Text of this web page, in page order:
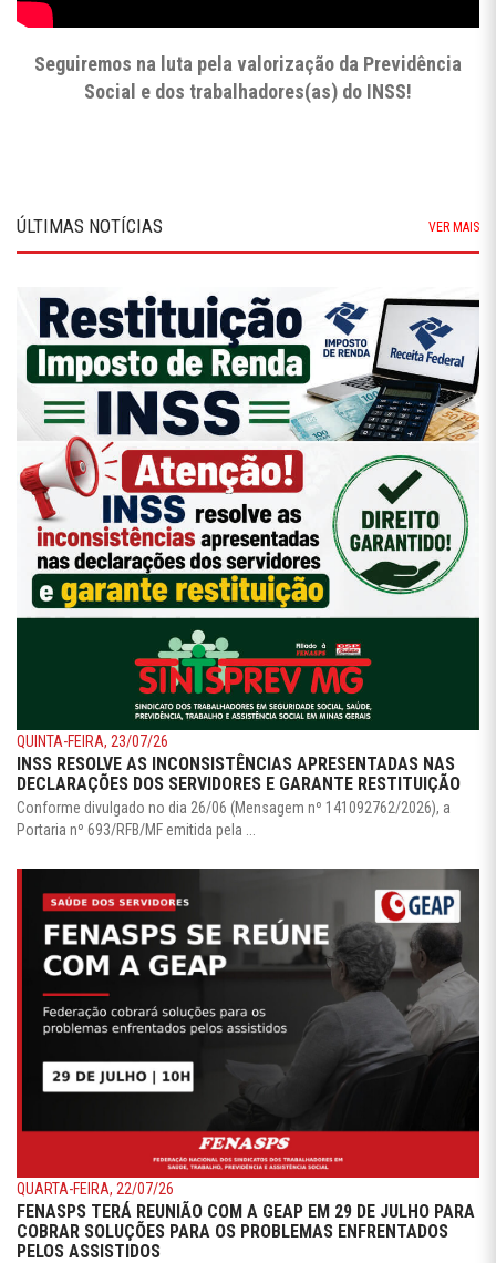
Seguiremos na luta pela valorização da Previdência
Social e dos trabalhadores(as) do INSS!
ÚLTIMAS NOTÍCIAS VER MAIS
QUINTA-FEIRA, 23/07/26
INSS RESOLVE AS INCONSISTÊNCIAS APRESENTADAS NAS
DECLARAÇÕES DOS SERVIDORES E GARANTE RESTITUIÇÃO
Conforme divulgado no dia 26/06 (Mensagem nº 141092762/2026), a
Portaria nº 693/RFB/MF emitida pela ...
QUARTA-FEIRA, 22/07/26
FENASPS TERÁ REUNIÃO COM A GEAP EM 29 DE JULHO PARA
COBRAR SOLUÇÕES PARA OS PROBLEMAS ENFRENTADOS
PELOS ASSISTIDOS